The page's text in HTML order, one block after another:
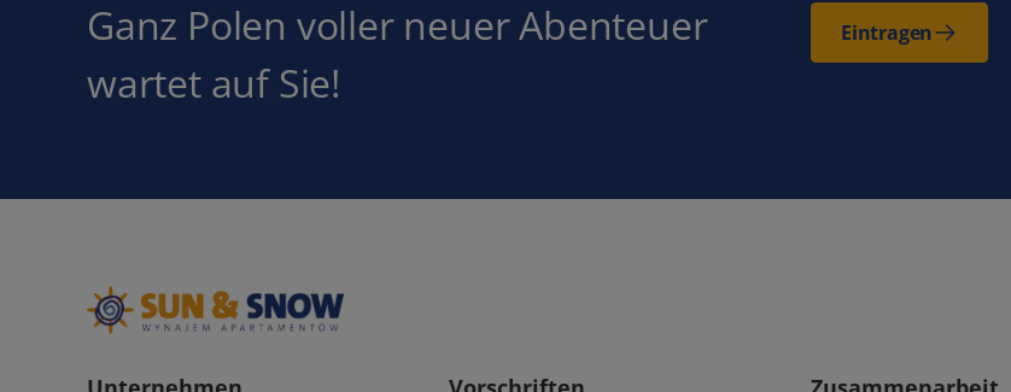
Ganz Polen voller neuer Abenteuer
wartet auf Sie!
Eintragen